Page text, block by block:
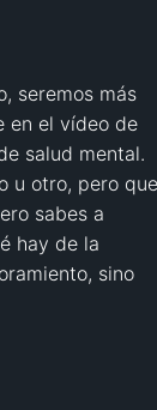
seremos más
en el vídeo de
salud mental.
u otro, pero
sabes a
hay de la
sino